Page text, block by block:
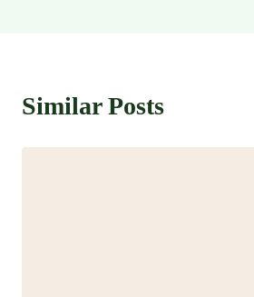
Similar Posts